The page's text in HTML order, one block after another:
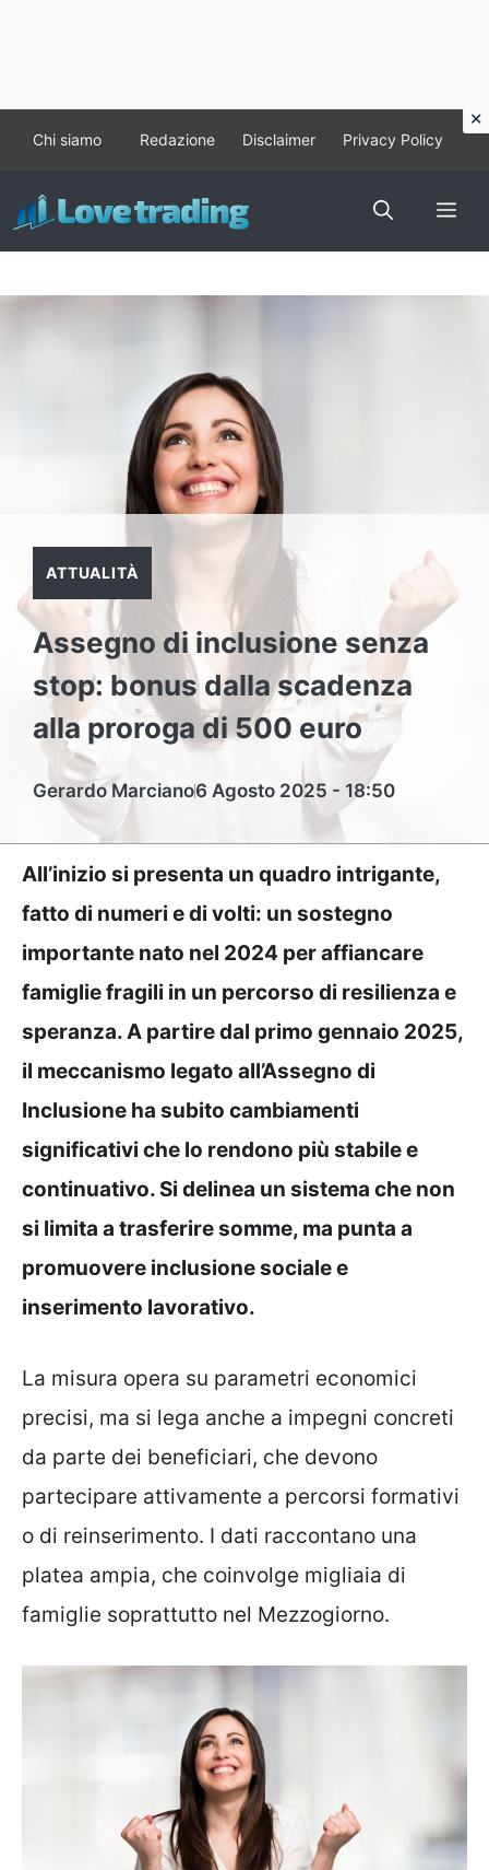
contenuto
Chi siamo Redazione Disclaimer Privacy Policy
ATTUALITÀ
Assegno di inclusione senza
stop: bonus dalla scadenza
alla proroga di 500 euro
Gerardo Marciano6 Agosto 2025 - 18:50
All’inizio si presenta un quadro intrigante,
fatto di numeri e di volti: un sostegno
importante nato nel 2024 per affiancare
famiglie fragili in un percorso di resilienza e
speranza. A partire dal primo gennaio 2025,
il meccanismo legato all’Assegno di
Inclusione ha subito cambiamenti
significativi che lo rendono più stabile e
continuativo. Si delinea un sistema che non
si limita a trasferire somme, ma punta a
promuovere inclusione sociale e
inserimento lavorativo.
La misura opera su parametri economici
precisi, ma si lega anche a impegni concreti
da parte dei beneficiari, che devono
partecipare attivamente a percorsi formativi
o di reinserimento. I dati raccontano una
platea ampia, che coinvolge migliaia di
famiglie soprattutto nel Mezzogiorno.